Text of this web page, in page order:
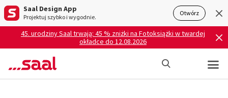
Saal Design App
Projektuj szybko i wygodnie. Otwórz
45. urodziny Saal trwają: 45 % zniżki na Fotoksiążki w twardej
okładce do 12.08.2026